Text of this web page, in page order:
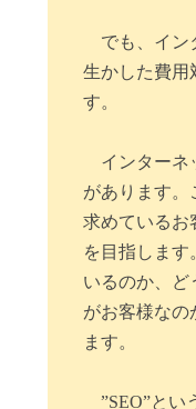
でも、イン
生かした費用
す。
インターネ
があります。
求めているお
を目指します
いるのか、ど
がお客様なの
ます。
”SEO”とい